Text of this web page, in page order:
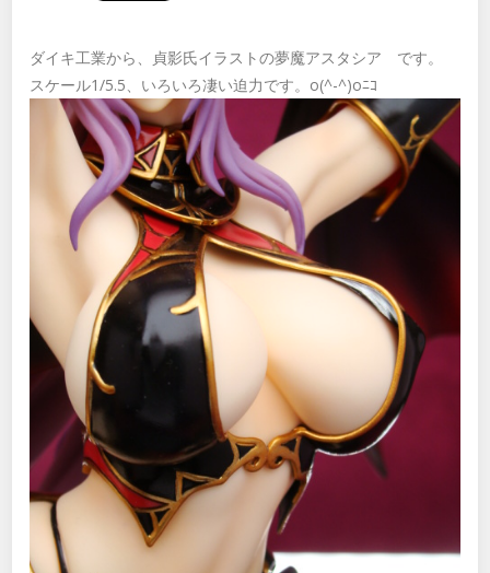
ダイキ工業から、貞影氏イラストの夢魔アスタシア です。
スケール1/5.5、いろいろ凄い迫力です。o(^-^)oﾆｺ